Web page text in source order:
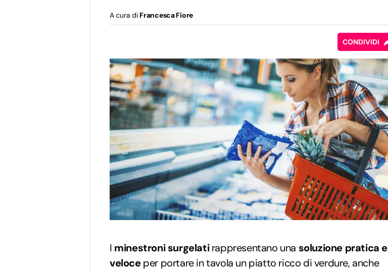
A cura di Francesca Fiore
CONDIVIDI
I minestroni surgelatirappresentano una soluzione pratica e
veloceper portare in tavola un piatto ricco di verdure, anche